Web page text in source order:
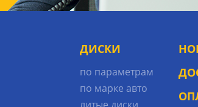
ДИСКИ
по параметрам
по марке авто